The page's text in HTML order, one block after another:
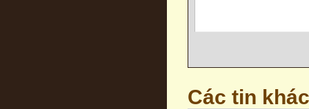
Các tin khác